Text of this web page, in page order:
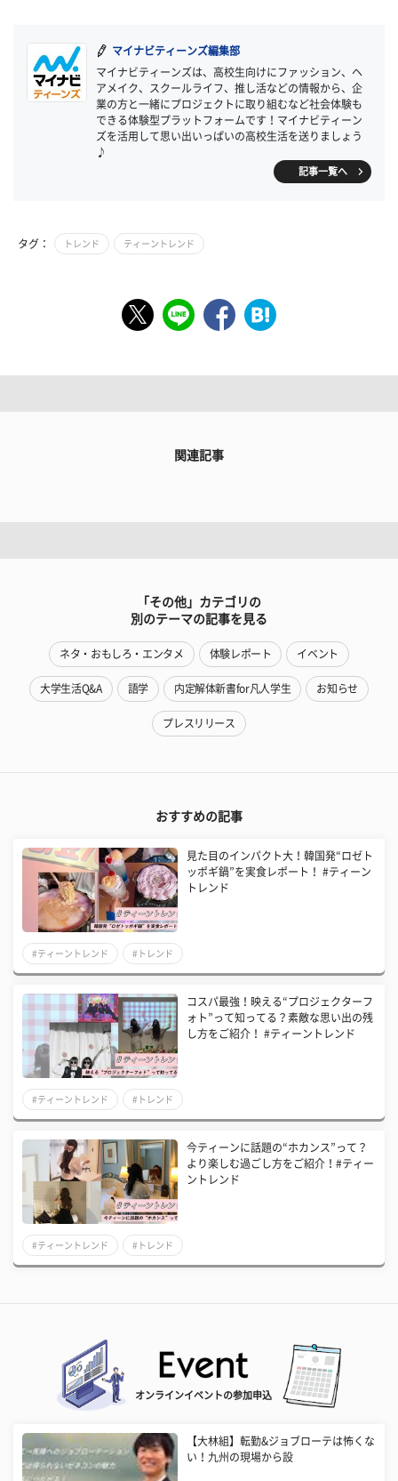
マイナビティーンズ編集部
マイナビティーンズは、高校生向けにファッション、ヘ
アメイク、スクールライフ、推し活などの情報から、企
業の方と一緒にプロジェクトに取り組むなど社会体験も
できる体験型プラットフォームです！マイナビティーン
ズを活用して思い出いっぱいの高校生活を送りましょう
♪
記事一覧へ
タグ： トレンド ティーントレンド
関連記事
「その他」カテゴリの
別のテーマの記事を見る
ネタ・おもしろ・エンタメ 体験レポート イベント
大学生活Q&A 語学 内定解体新書for凡人学生 お知らせ
プレスリリース
おすすめの記事
見た目のインパクト大！韓国発“ロゼト
ッポギ鍋”を実食レポート！ #ティーン
トレンド
#ティーントレンド #トレンド
コスパ最強！映える“プロジェクターフ
ォト”って知ってる？素敵な思い出の残
し方をご紹介！ #ティーントレンド
#ティーントレンド #トレンド
今ティーンに話題の“ホカンス”って？
より楽しむ過ごし方をご紹介！#ティー
ントレンド
#ティーントレンド #トレンド
オンラインイベントの参加申込
【大林組】転勤&ジョブローテは怖くな
い！九州の現場から設